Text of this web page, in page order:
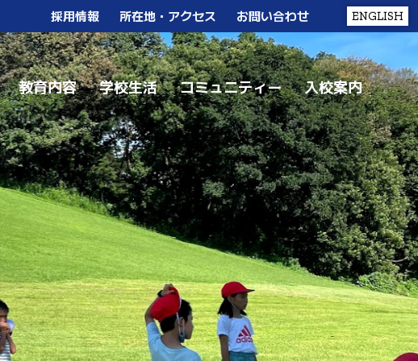
採用情報 所在地・アクセス お問い合わせ
教育内容 学校生活 コミュニティー 入校案内
ENGLISH